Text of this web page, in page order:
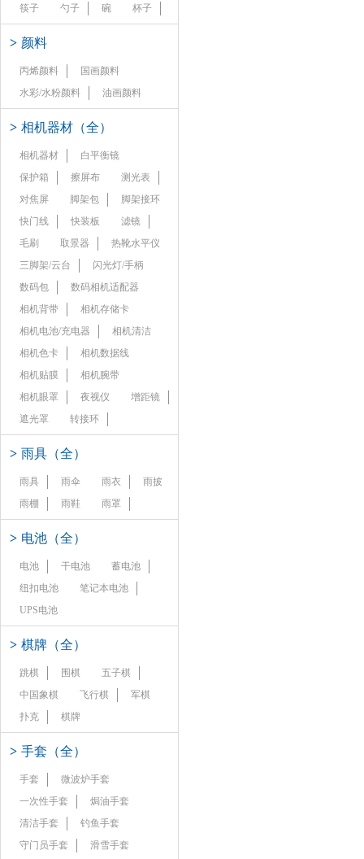
筷子
勺子 碗 杯子
> 颜料
丙烯颜料
国画颜料
水彩/水粉颜料
油画颜料
> 相机器材（全）
相机器材
白平衡镜
保护箱
擦屏布
测光表
对焦屏
脚架包
脚架接环
快门线
快装板
滤镜
毛刷
取景器
热靴水平仪
三脚架/云台
闪光灯/手柄
数码包
数码相机适配器
相机背带
相机存储卡
相机电池/充电器
相机清洁
相机色卡
相机数据线
相机贴膜
相机腕带
相机眼罩
夜视仪
增距镜
遮光罩
转接环
> 雨具（全）
雨具 雨伞 雨衣
雨披
雨棚
雨鞋 雨罩
> 电池（全）
电池 干电池
蓄电池
纽扣电池
笔记本电池
UPS电池
> 棋牌（全）
跳棋 围棋
五子棋
中国象棋
飞行棋
军棋
扑克
棋牌
> 手套（全）
手套
微波炉手套
一次性手套
焗油手套
清洁手套
钓鱼手套
守门员手套
滑雪手套